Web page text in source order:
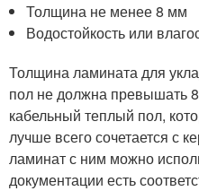
Толщина не менее 8 мм
Водостойкость или
Толщина ламината для
пол не должна превышать
кабельный теплый пол,
лучше всего сочетается с
ламинат с ним можно
документации есть